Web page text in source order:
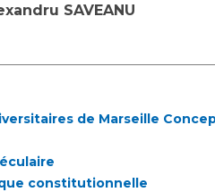
devoirs
clinique à l'AP-
de recherche
SAVEANU
de Marseille
constitutionnelle